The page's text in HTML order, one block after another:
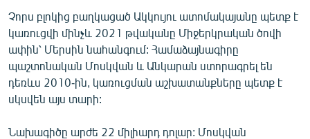
Չորս բլոկից բաղկացած Ակկույու ատոմակայանը պետք է
կառուցվի մինչև 2021 թվականը Միջերկրական ծովի
ափին՝ Մերսին նահանգում: Համաձայնագիրը
պաշտոնական Մոսկվան և Անկարան ստորագրել են
դեռևս 2010-ին, կառուցման աշխատանքները պետք է
սկսվեն այս տարի:
Նախագիծը արժե 22 միլիարդ դոլար: Մոսկվան